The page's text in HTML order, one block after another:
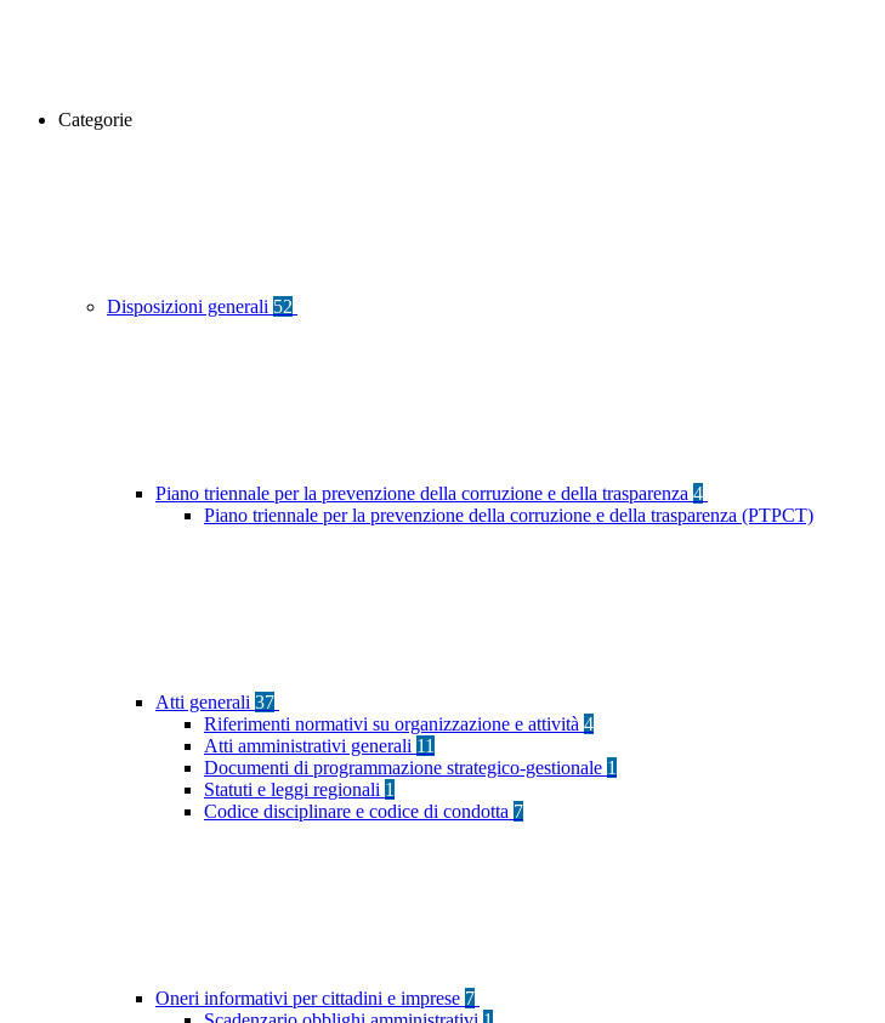
Categorie
Disposizioni generali 52
Piano triennale per la prevenzione della corruzione e della trasparenza 4
Piano triennale per la prevenzione della corruzione e della trasparenza (PTPCT)
Atti generali 37
Riferimenti normativi su organizzazione e attività 4
Atti amministrativi generali 11
Documenti di programmazione strategico-gestionale 1
Statuti e leggi regionali 1
Codice disciplinare e codice di condotta 7
Oneri informativi per cittadini e imprese 7